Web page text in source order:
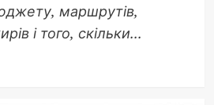
маршрутів,
і того, скільки...